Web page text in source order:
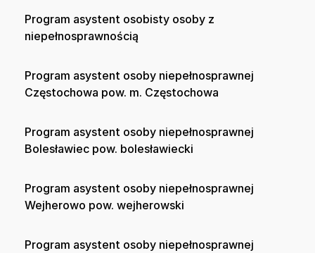
Program asystent osobisty osoby z
niepełnosprawnością
Program asystent osoby niepełnosprawnej
Częstochowa pow. m. Częstochowa
Program asystent osoby niepełnosprawnej
Bolesławiec pow. bolesławiecki
Program asystent osoby niepełnosprawnej
Wejherowo pow. wejherowski
Program asystent osoby niepełnosprawnej